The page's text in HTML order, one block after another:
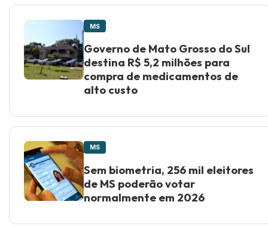
MS
Governo de Mato Grosso do Sul
destina R$ 5,2 milhões para
compra de medicamentos de
alto custo
MS
Sem biometria, 256 mil eleitores
de MS poderão votar
normalmente em 2026